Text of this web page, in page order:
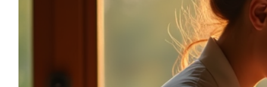
sonia.reiki50@gmail.com